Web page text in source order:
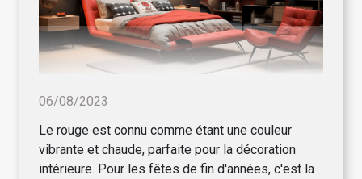
06/08/2023
Le rouge est connu comme étant une couleur
vibrante et chaude, parfaite pour la décoration
intérieure. Pour les fêtes de fin d'années, c'est la